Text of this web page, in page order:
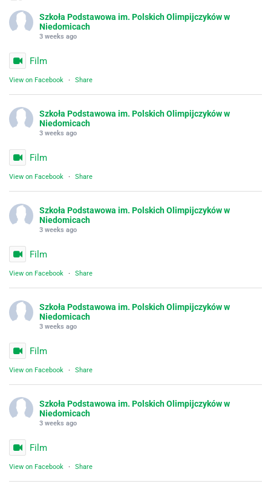
Szkoła Podstawowa im. Polskich Olimpijczyków w
Niedomicach
3 weeks ago
Film
View on Facebook · Share
Szkoła Podstawowa im. Polskich Olimpijczyków w
Niedomicach
3 weeks ago
Film
View on Facebook · Share
Szkoła Podstawowa im. Polskich Olimpijczyków w
Niedomicach
3 weeks ago
Film
View on Facebook · Share
Szkoła Podstawowa im. Polskich Olimpijczyków w
Niedomicach
3 weeks ago
Film
View on Facebook · Share
Szkoła Podstawowa im. Polskich Olimpijczyków w
Niedomicach
3 weeks ago
Film
View on Facebook · Share